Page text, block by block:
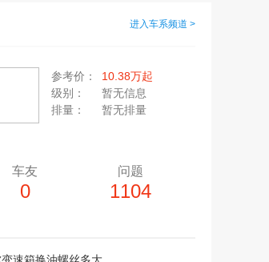
进入车系频道 >
参考价：
10.38万起
级别：
暂无信息
排量：
暂无排量
车友
0
问题
1104
视频小于200M